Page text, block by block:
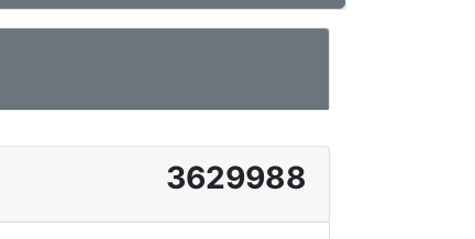
3629988